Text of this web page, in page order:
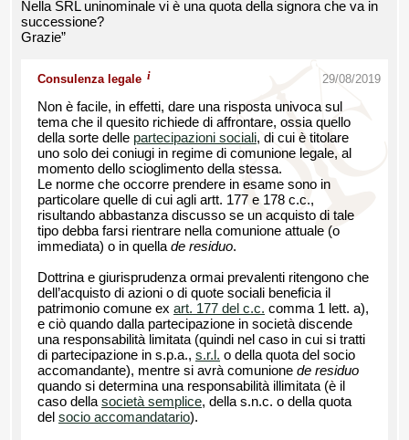
Nella SRL uninominale vi è una quota della signora che va in
successione?
Grazie”
Consulenza legale i 29/08/2019
Non è facile, in effetti, dare una risposta univoca sul
tema che il quesito richiede di affrontare, ossia quello
della sorte delle partecipazioni sociali, di cui è titolare
uno solo dei coniugi in regime di comunione legale, al
momento dello scioglimento della stessa.
Le norme che occorre prendere in esame sono in
particolare quelle di cui agli artt. 177 e 178 c.c.,
risultando abbastanza discusso se un acquisto di tale
tipo debba farsi rientrare nella comunione attuale (o
immediata) o in quellade residuo.
Dottrina e giurisprudenza ormai prevalenti ritengono che
dell’acquisto di azioni o di quote sociali beneficia il
patrimonio comune ex art. 177 del c.c. comma 1 lett. a),
e ciò quando dalla partecipazione in società discende
una responsabilità limitata (quindi nel caso in cui si tratti
di partecipazione in s.p.a., s.r.l. o della quota del socio
accomandante), mentre si avrà comunione de residuo
quando si determina una responsabilità illimitata (è il
caso dellasocietà semplice, della s.n.c. o della quota
del socio accomandatario).